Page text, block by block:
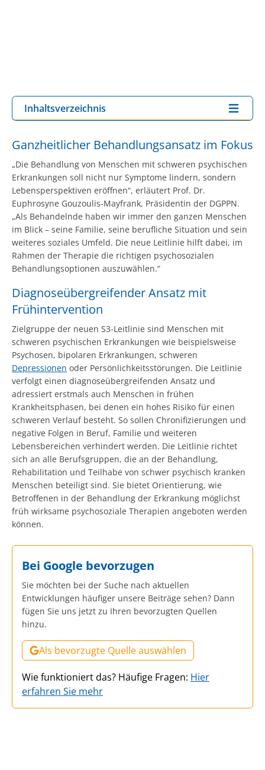
Inhaltsverzeichnis
Ganzheitlicher Behandlungsansatz im Fokus
„Die Behandlung von Menschen mit schweren psychischen
Erkrankungen soll nicht nur Symptome lindern, sondern
Lebensperspektiven eröffnen“, erläutert Prof. Dr.
Euphrosyne Gouzoulis-Mayfrank, Präsidentin der DGPPN.
„Als Behandelnde haben wir immer den ganzen Menschen
im Blick – seine Familie, seine berufliche Situation und sein
weiteres soziales Umfeld. Die neue Leitlinie hilft dabei, im
Rahmen der Therapie die richtigen psychosozialen
Behandlungsoptionen auszuwählen.“
Diagnoseübergreifender Ansatz mit
Frühintervention
Zielgruppe der neuen S3-Leitlinie sind Menschen mit
schweren psychischen Erkrankungen wie beispielsweise
Psychosen, bipolaren Erkrankungen, schweren
Depressionen oder Persönlichkeitsstörungen. Die Leitlinie
verfolgt einen diagnoseübergreifenden Ansatz und
adressiert erstmals auch Menschen in frühen
Krankheitsphasen, bei denen ein hohes Risiko für einen
schweren Verlauf besteht. So sollen Chronifizierungen und
negative Folgen in Beruf, Familie und weiteren
Lebensbereichen verhindert werden. Die Leitlinie richtet
sich an alle Berufsgruppen, die an der Behandlung,
Rehabilitation und Teilhabe von schwer psychisch kranken
Menschen beteiligt sind. Sie bietet Orientierung, wie
Betroffenen in der Behandlung der Erkrankung möglichst
früh wirksame psychosoziale Therapien angeboten werden
können.
Bei Google bevorzugen
Sie möchten bei der Suche nach aktuellen
Entwicklungen häufiger unsere Beiträge sehen? Dann
fügen Sie uns jetzt zu Ihren bevorzugten Quellen
hinzu.
Als bevorzugte Quelle auswählen
Wie funktioniert das? Häufige Fragen: Hier
erfahren Sie mehr